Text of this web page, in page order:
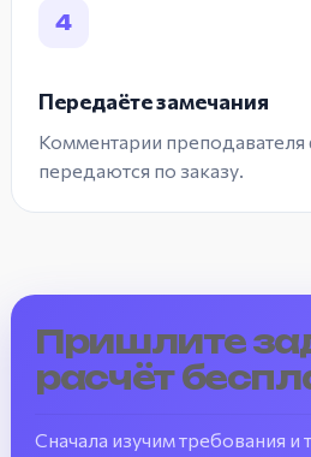
4
Передаёте замечания
Комментарии
передаются по заказу.
Пришлите
расчёт
Сначала изучим требования и